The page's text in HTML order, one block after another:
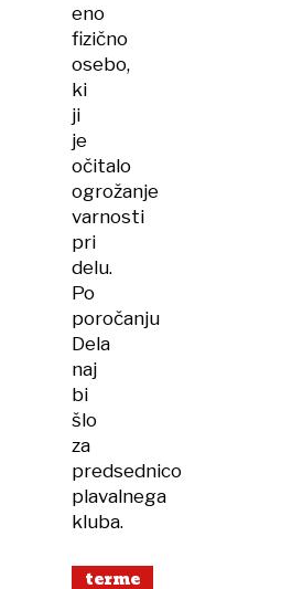
eno
fizično
osebo,
ki
ji
je
očitalo
ogrožanje
varnosti
pri
delu.
Po
poročanju
Dela
naj
bi
šlo
za
predsednico
plavalnega
kluba.
terme